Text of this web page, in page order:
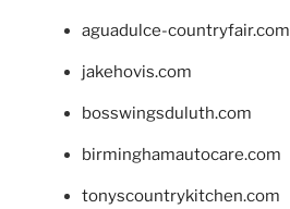
aguadulce-countryfair.com
jakehovis.com
bosswingsduluth.com
birminghamautocare.com
tonyscountrykitchen.com